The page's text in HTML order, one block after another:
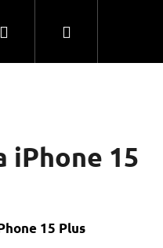
spolupráce
PřihlášeníNákupní
iPhone 15
15 Plus